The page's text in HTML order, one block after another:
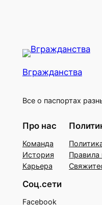
Вгражданства
Все о паспортах
Про нас
Команда
История
Карьера
Правила
Соц.сети
Facebook